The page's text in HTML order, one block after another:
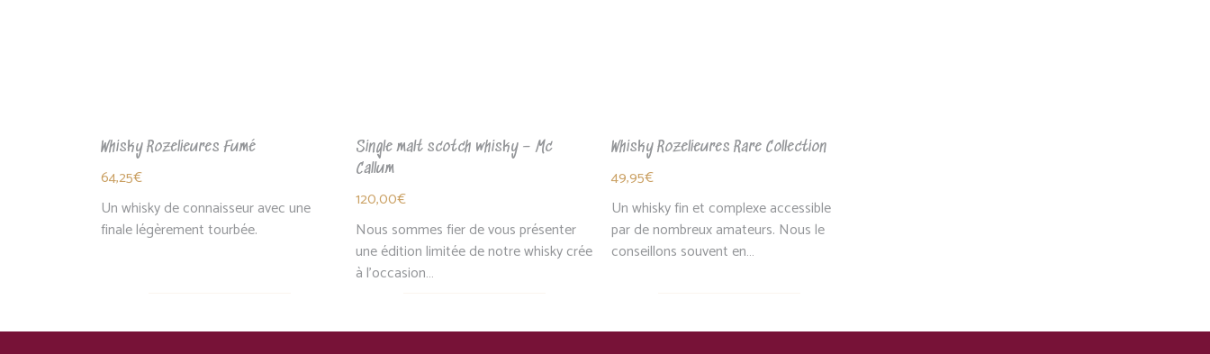
Whisky Rozelieures Fumé
64,25€
Un whisky de connaisseur avec une
finale légèrement tourbée.
Single malt scotch whisky – Mc
Callum
120,00€
Nous sommes fier de vous présenter
une édition limitée de notre whisky crée
à l'occasion…
Whisky Rozelieures Rare Collection
49,95€
Un whisky fin et complexe accessible
par de nombreux amateurs. Nous le
conseillons souvent en…